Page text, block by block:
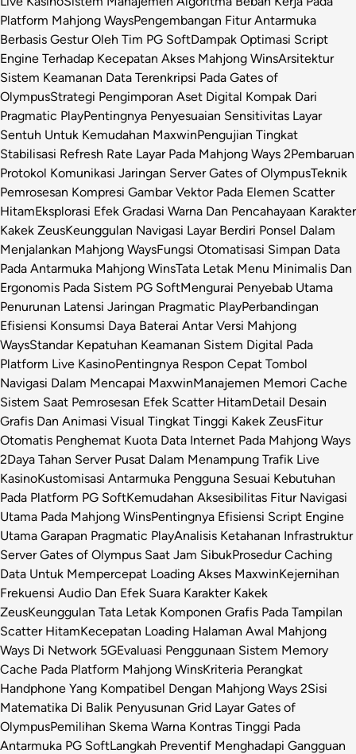
Platform Mahjong WaysPengembangan Fitur Antarmuka
Berbasis Gestur Oleh Tim PG SoftDampak Optimasi Script
Engine Terhadap Kecepatan Akses Mahjong WinsArsitektur
Sistem Keamanan Data Terenkripsi Pada Gates of
OlympusStrategi Pengimporan Aset Digital Kompak Dari
Pragmatic PlayPentingnya Penyesuaian Sensitivitas Layar
Sentuh Untuk Kemudahan MaxwinPengujian Tingkat
Stabilisasi Refresh Rate Layar Pada Mahjong Ways 2Pembaruan
Protokol Komunikasi Jaringan Server Gates of OlympusTeknik
Pemrosesan Kompresi Gambar Vektor Pada Elemen Scatter
HitamEksplorasi Efek Gradasi Warna Dan Pencahayaan Karakter
Kakek ZeusKeunggulan Navigasi Layar Berdiri Ponsel Dalam
Menjalankan Mahjong WaysFungsi Otomatisasi Simpan Data
Pada Antarmuka Mahjong WinsTata Letak Menu Minimalis Dan
Ergonomis Pada Sistem PG SoftMengurai Penyebab Utama
Penurunan Latensi Jaringan Pragmatic PlayPerbandingan
Efisiensi Konsumsi Daya Baterai Antar Versi Mahjong
WaysStandar Kepatuhan Keamanan Sistem Digital Pada
Platform Live KasinoPentingnya Respon Cepat Tombol
Navigasi Dalam Mencapai MaxwinManajemen Memori Cache
Sistem Saat Pemrosesan Efek Scatter HitamDetail Desain
Grafis Dan Animasi Visual Tingkat Tinggi Kakek ZeusFitur
Otomatis Penghemat Kuota Data Internet Pada Mahjong Ways
2Daya Tahan Server Pusat Dalam Menampung Trafik Live
KasinoKustomisasi Antarmuka Pengguna Sesuai Kebutuhan
Pada Platform PG SoftKemudahan Aksesibilitas Fitur Navigasi
Utama Pada Mahjong WinsPentingnya Efisiensi Script Engine
Utama Garapan Pragmatic PlayAnalisis Ketahanan Infrastruktur
Server Gates of Olympus Saat Jam SibukProsedur Caching
Data Untuk Mempercepat Loading Akses MaxwinKejernihan
Frekuensi Audio Dan Efek Suara Karakter Kakek
ZeusKeunggulan Tata Letak Komponen Grafis Pada Tampilan
Scatter HitamKecepatan Loading Halaman Awal Mahjong
Ways Di Network 5GEvaluasi Penggunaan Sistem Memory
Cache Pada Platform Mahjong WinsKriteria Perangkat
Handphone Yang Kompatibel Dengan Mahjong Ways 2Sisi
Matematika Di Balik Penyusunan Grid Layar Gates of
OlympusPemilihan Skema Warna Kontras Tinggi Pada
Antarmuka PG SoftLangkah Preventif Menghadapi Gangguan